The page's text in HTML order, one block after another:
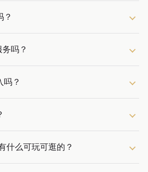
？
吗？
吗？
什么可玩可逛的？